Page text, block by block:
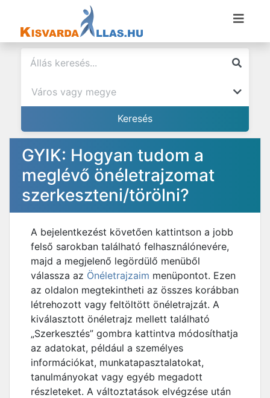
GYIK: Hogyan tudom a
meglévő önéletrajzomat
szerkeszteni/törölni?
A bejelentkezést követően kattintson a jobb
felső sarokban található felhasználónevére,
majd a megjelenő legördülő menüből
válassza az Önéletrajzaim menüpontot. Ezen
az oldalon megtekintheti az összes korábban
létrehozott vagy feltöltött önéletrajzát. A
kiválasztott önéletrajz mellett található
„Szerkesztés” gombra kattintva módosíthatja
az adatokat, például a személyes
információkat, munkatapasztalatokat,
tanulmányokat vagy egyéb megadott
részleteket. A változtatások elvégzése után